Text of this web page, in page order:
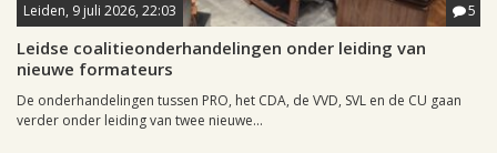
Leiden, 9 juli 2026, 22:03 5
Leidse coalitieonderhandelingen onder leiding van
nieuwe formateurs
De onderhandelingen tussen PRO, het CDA, de VVD, SVL en de CU gaan
verder onder leiding van twee nieuwe...